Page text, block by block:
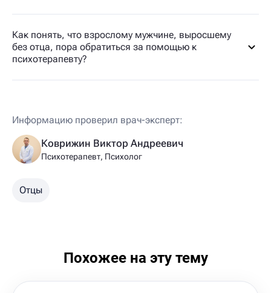
Как понять, что взрослому мужчине, выросшему
без отца, пора обратиться за помощью к
психотерапевту?
Информацию проверил врач-эксперт:
Коврижин Виктор Андреевич
Психотерапевт, Психолог
Отцы
Похожее на эту тему